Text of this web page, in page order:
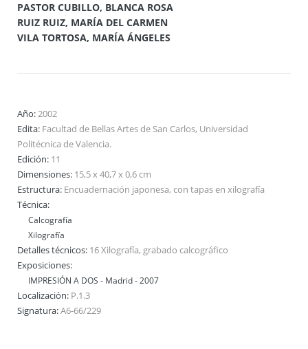
PASTOR CUBILLO, BLANCA ROSA
RUIZ RUIZ, MARÍA DEL CARMEN
VILA TORTOSA, MARÍA ÁNGELES
Año:2002
Edita: Facultad de Bellas Artes de San Carlos, Universidad
Politécnica de Valencia.
Edición: 11
Dimensiones: 15,5 x 40,7 x 0,6 cm
Estructura: Encuadernación japonesa, con tapas en xilografía
Técnica:
Calcografía
Xilografía
Detalles técnicos: 16 Xilografía, grabado calcográfico
Exposiciones:
IMPRESIÓN A DOS - Madrid - 2007
Localización: P.1.3
Signatura:A6-66/229